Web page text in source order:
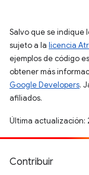
Salvo que se indique
sujeto a la licencia
ejemplos de código
obtener más
Google Developers.
afiliados.
Última actualización:
Contribuir